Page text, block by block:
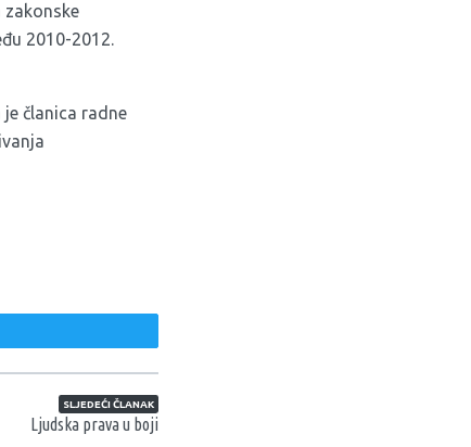
2010-2012.
članica radne
SLJEDEĆI ČLANAK
Ljudska prava u boji